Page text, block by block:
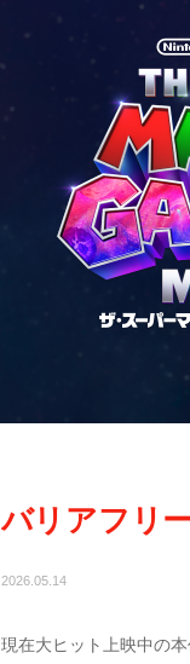
バリアフリ
2026.05.14
現在大ヒット上映中の